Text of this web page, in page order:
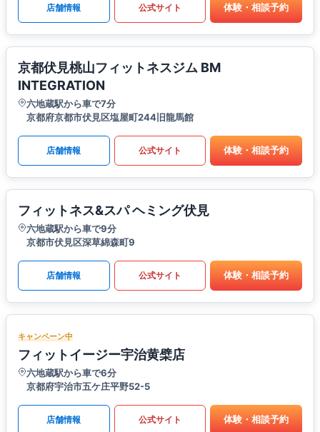
店舗情報 公式サイト 体験・相談予約
京都伏見桃山フィットネスジム BM
INTEGRATION
六地蔵駅から車で7分
京都府京都市伏見区塩屋町244旧龍馬館
店舗情報 公式サイト 体験・相談予約
フィットネス&スパ ヘミング伏見
六地蔵駅から車で9分
京都市伏見区深草綿森町9
店舗情報 公式サイト 体験・相談予約
キャンペーン中
フィットイージー宇治黄檗店
六地蔵駅から車で6分
京都府宇治市五ケ庄平野52-5
店舗情報 公式サイト 体験・相談予約